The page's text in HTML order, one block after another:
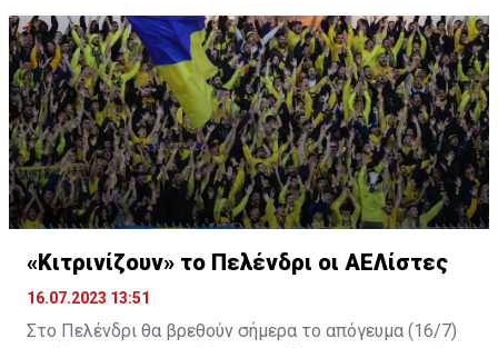
«Κιτρινίζουν» το Πελένδρι οι ΑΕΛίστες
16.07.2023 13:51
Στο Πελένδρι θα βρεθούν σήμερα το απόγευμα (16/7)